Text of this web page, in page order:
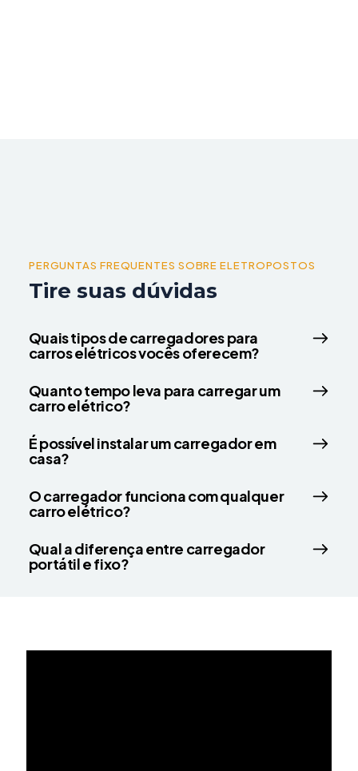
PERGUNTAS FREQUENTES SOBRE ELETROPOSTOS
Tire suas dúvidas
Quais tipos de carregadores para
carros elétricos vocês oferecem?
Quanto tempo leva para carregar um
carro elétrico?
É possível instalar um carregador em
casa?
O carregador funciona com qualquer
carro elétrico?
Qual a diferença entre carregador
portátil e fixo?